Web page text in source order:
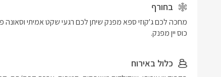
בחורף
כוס יין מפנק.
כלול באירוח